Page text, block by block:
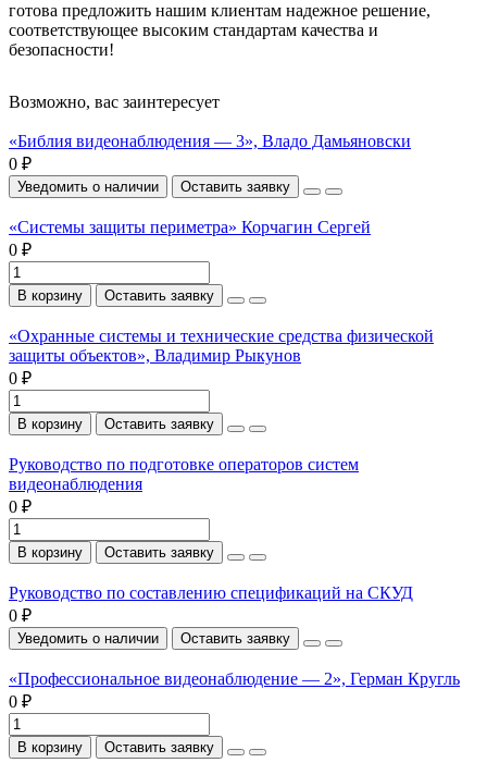
готова предложить нашим клиентам надежное решение,
соответствующее высоким стандартам качества и
безопасности!
Возможно, вас заинтересует
«Библия видеонаблюдения — 3», Владо Дамьяновски
0 ₽
Уведомить о наличии Оставить заявку
«Системы защиты периметра» Корчагин Сергей
0 ₽
В корзину Оставить заявку
«Охранные системы и технические средства физической
защиты объектов», Владимир Рыкунов
0 ₽
В корзину Оставить заявку
Руководство по подготовке операторов систем
видеонаблюдения
0 ₽
В корзину Оставить заявку
Руководство по составлению спецификаций на СКУД
0 ₽
Уведомить о наличии Оставить заявку
«Профессиональное видеонаблюдение — 2», Герман Кругль
0 ₽
В корзину Оставить заявку